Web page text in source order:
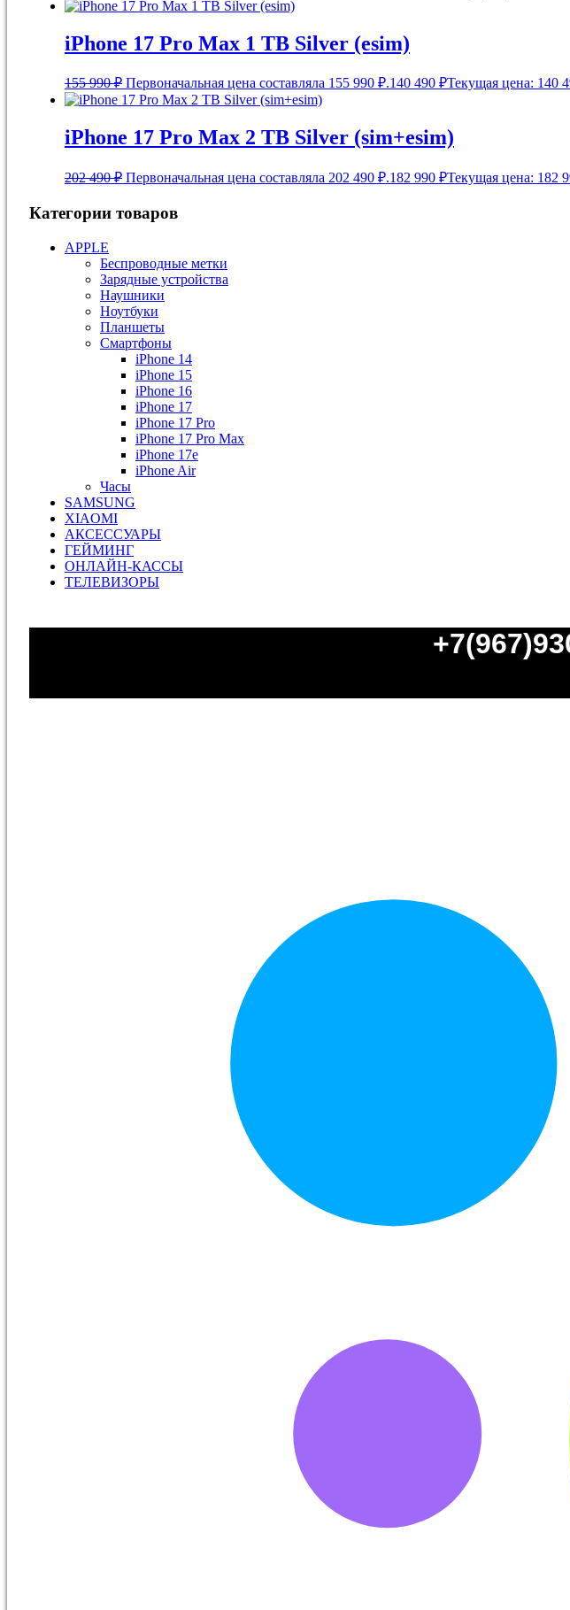
iPhone 17 Pro Max 1 TB Silver (esim)
155 990₽ Первоначальная цена составляла 155 990 ₽.140 490 ₽Текущая цена: 140
iPhone 17 Pro Max 2 TB Silver (sim+esim)
202 490₽ Первоначальная цена составляла 202 490 ₽.182 990 ₽Текущая цена: 182
Категории товаров
APPLE
Беспроводные метки
Зарядные устройства
Наушники
Ноутбуки
Планшеты
Смартфоны
iPhone 14
iPhone 15
iPhone 16
iPhone 17
iPhone 17 Pro
iPhone 17 Pro Max
iPhone 17e
iPhone Air
Часы
SAMSUNG
XIAOMI
АКСЕССУАРЫ
ГЕЙМИНГ
ОНЛАЙН-КАССЫ
ТЕЛЕВИЗОРЫ